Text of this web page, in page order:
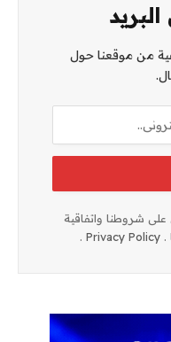
من موقعنا حول
شروطنا واتفاقية
.
Privacy Policy
.